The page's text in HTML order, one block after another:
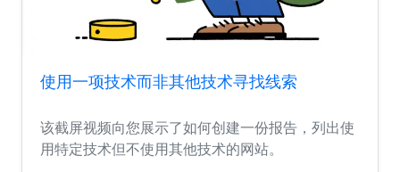
使用一项技术而非其他技术寻找线索
该截屏视频向您展示了如何创建一份报告，列出使
用特定技术但不使用其他技术的网站。